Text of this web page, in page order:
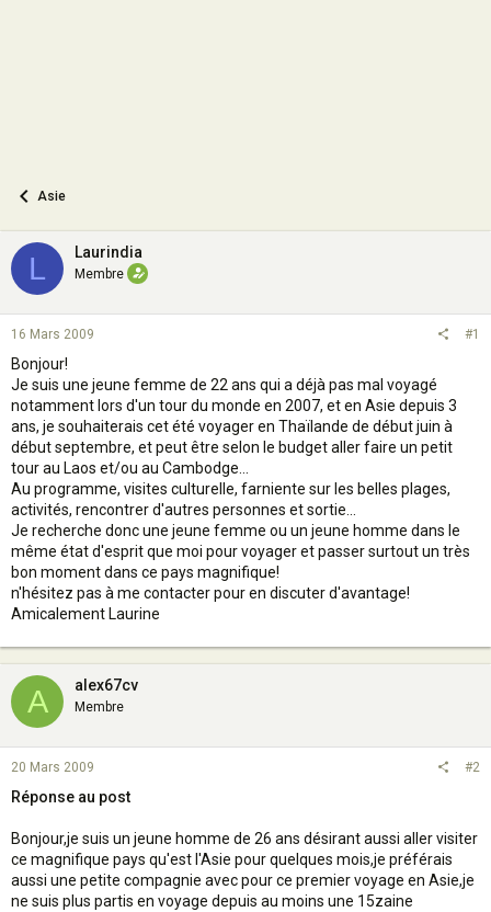
Asie
L Laurindia
Membre
16 Mars 2009 #1
Bonjour!
Je suis une jeune femme de 22 ans qui a déjà pas mal voyagé
notamment lors d'un tour du monde en 2007, et en Asie depuis 3
ans, je souhaiterais cet été voyager en Thaïlande de début juin à
début septembre, et peut être selon le budget aller faire un petit
tour au Laos et/ou au Cambodge...
Au programme, visites culturelle, farniente sur les belles plages,
activités, rencontrer d'autres personnes et sortie...
Je recherche donc une jeune femme ou un jeune homme dans le
même état d'esprit que moi pour voyager et passer surtout un très
bon moment dans ce pays magnifique!
n'hésitez pas à me contacter pour en discuter d'avantage!
Amicalement Laurine
A alex67cv
Membre
20 Mars 2009 #2
Réponse au post
Bonjour,je suis un jeune homme de 26 ans désirant aussi aller visiter
ce magnifique pays qu'est l'Asie pour quelques mois,je préférais
aussi une petite compagnie avec pour ce premier voyage en Asie,je
ne suis plus partis en voyage depuis au moins une 15zaine